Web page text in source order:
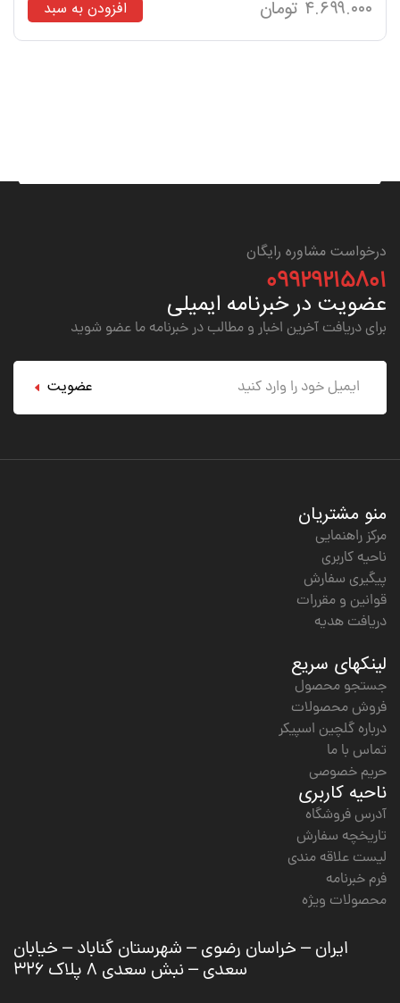
۴.۶۹۹.۰۰۰ تومان افزودن به سبد
درخواست مشاوره رایگان
۰۹۹۲۹۲۱۵۸۰۱
عضویت در خبرنامه ایمیلی
برای دریافت آخرین اخبار و مطالب در خبرنامه ما عضو شوید
عضویت
منو مشتریان
مرکز راهنمایی
ناحیه کاربری
پیگیری سفارش
قوانین و مقررات
دریافت هدیه
لینکهای سریع
جستجو محصول
فروش محصولات
درباره گلچین اسپیکر
تماس با ما
حریم خصوصی
ناحیه کاربری
آدرس فروشگاه
تاریخچه سفارش
لیست علاقه مندی
فرم خبرنامه
محصولات ویژه
ایران – خراسان رضوی – شهرستان گناباد – خیابان
سعدی – نبش سعدی ۸ پلاک ۳۲۶